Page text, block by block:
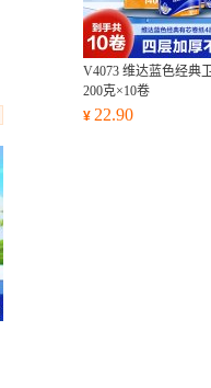
V4073 维达蓝色经典
200克×10卷
¥ 22.90